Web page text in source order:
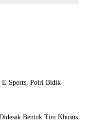
E-Sports, Polri Bidik
Bentuk Tim Khusus